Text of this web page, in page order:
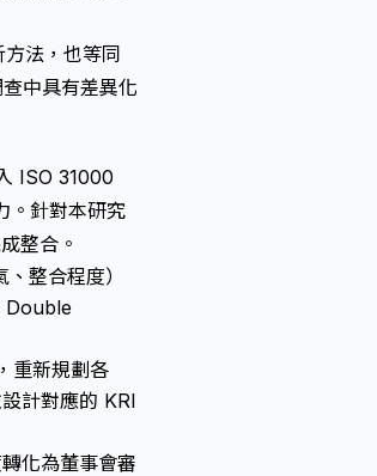
法，也等同
中具有差異化
ISO 31000
。針對本研究
整合。
整合程度）
Double
重新規劃各
計對應的 KRI
化為董事會審